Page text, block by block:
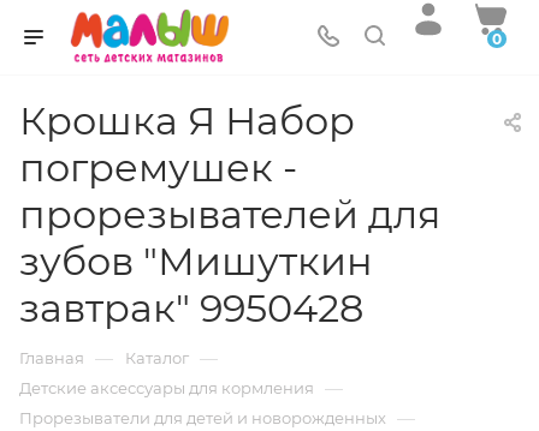
0
Крошка Я Набор
погремушек -
прорезывателей для
зубов "Мишуткин
завтрак" 9950428
Главная — Каталог —
Детские аксессуары для кормления —
Прорезыватели для детей и новорожденных —